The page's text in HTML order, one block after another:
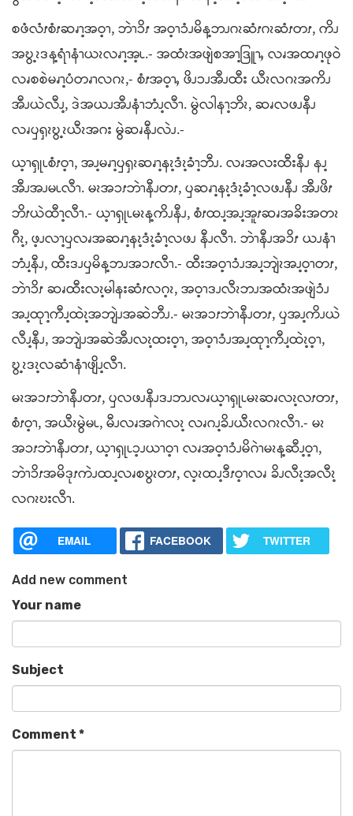
စဖံလံၭစံၭဆၧၫ့အဝ့ၫ, ဘဲၫၥိၭ အဝ့ၫၥံၪမိန့ဘၪဂၩဆံၭဂၩဆံၭတၭ, ကိၪ
အဎွ့ၩဒန့ရံၫနံၫယၩလၧၫ့အ့ၬ.- အထံၩအဖျဲစအၫ့ဒြူၫႇ လၧအထၧၫ့ဖုဝဲ
လၧစစဲမၧၫ့ပံတၧၫလဂၩ,- စံၭအဝ့ၫႇ ဖိၪၥၪအီၪထီး ယီၩလဂၩအကိၪ
အီၪယဲလီၪ့, ဒဲအယၪအီၪနံၫဘံၪ့လီၫ. မွဲလါနၫ့ဘိၩ, ဆၧလဖၪနီၪ
လၧၦၡၩဎွ့ၩယီၩအဂး မွဲဆၧနီၪလဲၪ.-
ယ့ၫၡုၬစံၭဝ့ၫ, အၪ့မၧၫ့ၦၡၩဆၧၫ့နၩ့ဒံၩ့ခံၫ့ဘီၪ. လၧအလးထီးနီၪ နၪ့
အီၪအၪမၬလီၫ. မၩအၥၭဘဲၫနီၪတၭ, ၦဆၧၫ့နၩ့ဒံၩ့ခံၫ့လဖၪနီၪ အီၪဖိၭ
ဘိၭယဲထီၫ့လီၫ.- ယ့ၫၡုၬမၩန့ကိၪနီၪ, စံၭထၪ့အၪ့အူၭဆၧအခိးအတၩ
ဂီၩ့, ဖ့ၪလၫ့ၦလၧအဆၧၫ့နၩ့ဒံၩ့ခံၫ့လဖၪ နီၪလီၫ. ဘဲၫနီၪအၥိၭ ယၪနံၫ
ဘံၪ့နီၪ, ထီးဒၪၦမိန့ဘၪအၥၭလီၫ.- ထီးအဝ့ၫၥံၪအၪ့ဘျဲၩအၪ့ဝ့ၫတၭ,
ဘဲၫၥိၭ ဆၧထီးလၩ့မါနးဆံၭလဂ့ၩ, အဝ့ၫဒၪလီၩဘၪအထံၩအဖျဲၥံၪ
အၪ့ထုၫ့ကီၪ့ထဲၩ့အဘျဲၪအဆဲဘီၪ.- မၩအၥၭဘဲၫနီၪတၭ, ၦအၪ့ကိၪယဲ
လီၪ့နီၪ, အဘျဲၪအဆဲအီၪလၩ့ထးဝ့ၫ, အဝ့ၫၥံၪအၪ့ထုၫ့ကီၪ့ထဲၩ့ဝ့ၫ,
ဎွ့ၩဒၩ့လဆံၫနံၫဖျိၪ့လီၫ.
မၩအၥၭဘဲၫနီၪတၭ, ၦလဖၪနီၪဒၪဘၪလၧယ့ၫၡုၬမၩဆၧလၩ့လၭတၭ,
စံၭဝ့ၫ, အယီၩမွဲမၬ, မီၪလၧအဂဲၫလၩ့ လၧဂၪ့ခိၪယီၩလဂၩလီၫ.- မၩ
အၥၭဘဲၫနီၪတၭ, ယ့ၫၡုၬၥ့ၪယၫဝ့ၫ လၧအဝ့ၫၥံၪမိဂဲၫမၩန့ဆီၪ့ဝ့ၫ,
ဘဲၫၥိၭအမိဒုၭကဲၪထၪ့လၧစဎွၩတၭ, လ့ၩထၪ့ဒီၭဝ့ၫလၧ ခိၪလီၩ့အလီၩ့
လဂၩဎးလီၫ.
EMAIL FACEBOOK TWITTER
Add new comment
Your name
Subject
Comment *